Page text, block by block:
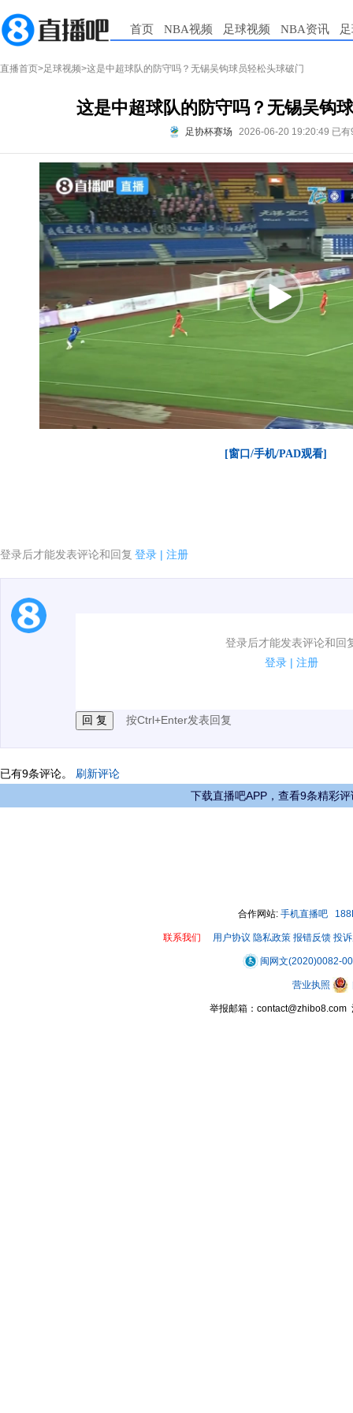
首页 NBA视频 足球视频 NBA资讯
直播首页>足球视频>这是中超球队的防守吗？无锡吴钩球员轻松头球破门
这是中超球队的防守吗？无锡吴钩
足协杯赛场 2026-06-20 19:20:49 已有
[窗口/手机/PAD观看]
登录后才能发表评论和回复 登录 | 注册
登录后才能发表评论和回
登录 | 注册
1.电脑端新用户可以发表评论了！
按Ctrl+Enter发表回复
已有9条评论。 刷新评论
下载直播吧APP，查看9条精彩评
合作网站: 手机直播吧
联系我们 用户协议 隐私政策 报错反馈 投
闽网文(2020)0082-
营业执照
举报邮箱：